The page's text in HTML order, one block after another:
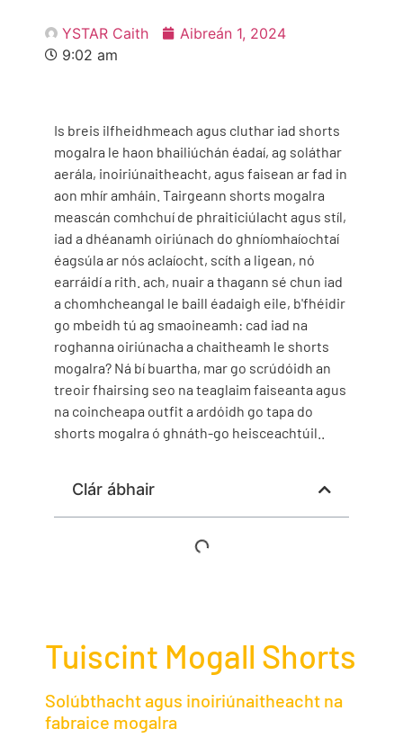
YSTAR Caith
Aibreán 1, 2024
9:02 am
Is breis ilfheidhmeach agus cluthar iad shorts
mogalra le haon bhailiúchán éadaí, ag soláthar
aerála, inoiriúnaitheacht, agus faisean ar fad in
aon mhír amháin. Tairgeann shorts mogalra
meascán comhchuí de phraiticiúlacht agus stíl,
iad a dhéanamh oiriúnach do ghníomhaíochtaí
éagsúla ar nós aclaíocht, scíth a ligean, nó
earráidí a rith. ach, nuair a thagann sé chun iad
a chomhcheangal le baill éadaigh eile, b'fhéidir
go mbeidh tú ag smaoineamh: cad iad na
roghanna oiriúnacha a chaitheamh le shorts
mogalra? Ná bí buartha, mar go scrúdóidh an
treoir fhairsing seo na teaglaim faiseanta agus
na coincheapa outfit a ardóidh go tapa do
shorts mogalra ó ghnáth-go heisceachtúil..
Clár ábhair
Tuiscint Mogall Shorts
Solúbthacht agus inoiriúnaitheacht na
fabraice mogalra